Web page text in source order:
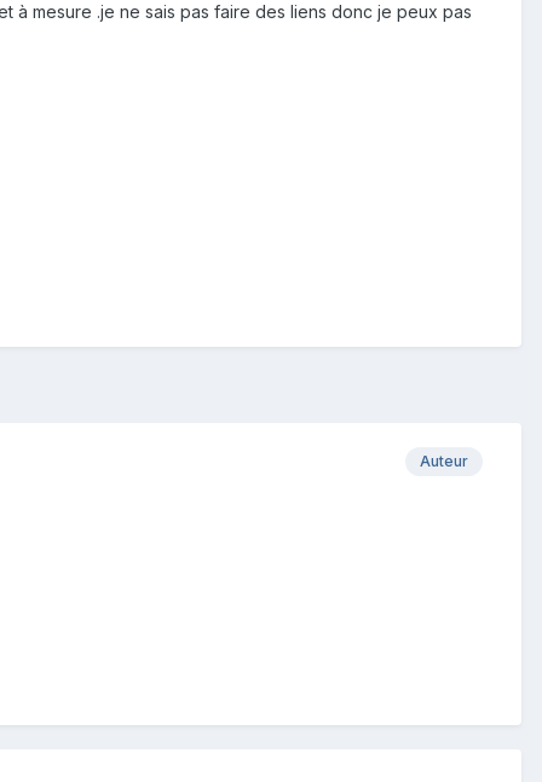
à mesure .je ne sais pas faire des liens donc je peux pas
Auteur